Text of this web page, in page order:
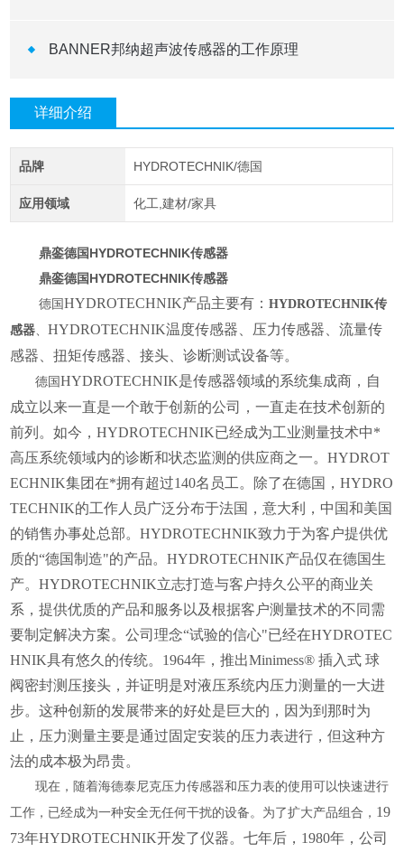
BANNER邦纳超声波传感器的工作原理
详细介绍
品牌 HYDROTECHNIK/德国
应用领域 化工,建材/家具
鼎銮德国HYDROTECHNIK传感器
鼎銮德国HYDROTECHNIK传感器
德国HYDROTECHNIK产品主要有：HYDROTECHNIK传
感器、HYDROTECHNIK温度传感器、压力传感器、流量传
感器、扭矩传感器、接头、诊断测试设备等。
德国HYDROTECHNIK是传感器领域的系统集成商，自
成立以来一直是一个敢于创新的公司，一直走在技术创新的
前列。如今，HYDROTECHNIK已经成为工业测量技术中*
高压系统领域内的诊断和状态监测的供应商之一。HYDROT
ECHNIK集团在*拥有超过140名员工。除了在德国，HYDRO
TECHNIK的工作人员广泛分布于法国，意大利，中国和美国
的销售办事处总部。HYDROTECHNIK致力于为客户提供优
质的“德国制造"的产品。HYDROTECHNIK产品仅在德国生
产。HYDROTECHNIK立志打造与客户持久公平的商业关
系，提供优质的产品和服务以及根据客户测量技术的不同需
要制定解决方案。公司理念“试验的信心"已经在HYDROTEC
HNIK具有悠久的传统。1964年，推出Minimess® 插入式 球
阀密封测压接头，并证明是对液压系统内压力测量的一大进
步。这种创新的发展带来的好处是巨大的，因为到那时为
止，压力测量主要是通过固定安装的压力表进行，但这种方
法的成本极为昂贵。
现在，随着海德泰尼克压力传感器和压力表的使用可以快速进行
工作，已经成为一种安全无任何干扰的设备。为了扩大产品组合， 19
73年HYDROTECHNIK开发了仪器。七年后，1980年，公司